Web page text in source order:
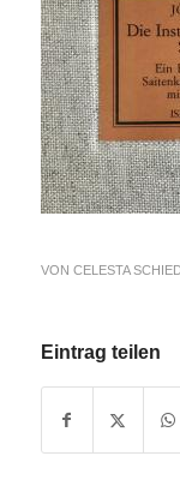
VON CELESTA
Eintrag teilen